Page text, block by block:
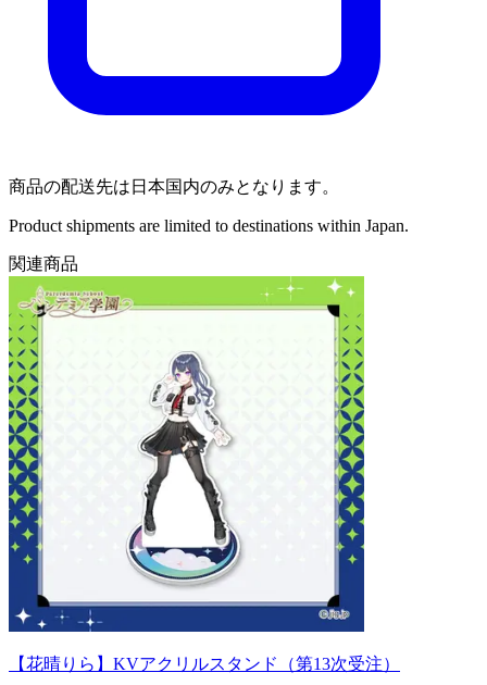
商品の配送先は日本国内のみとなります。
Product shipments are limited to destinations within Japan.
関連商品
【花晴りら】KVアクリルスタンド（第13次受注）